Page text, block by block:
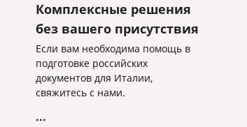
Комплексные решения
без вашего присутствия
Если вам необходима помощь в
подготовке российских
документов для Италии,
свяжитесь с нами.
...